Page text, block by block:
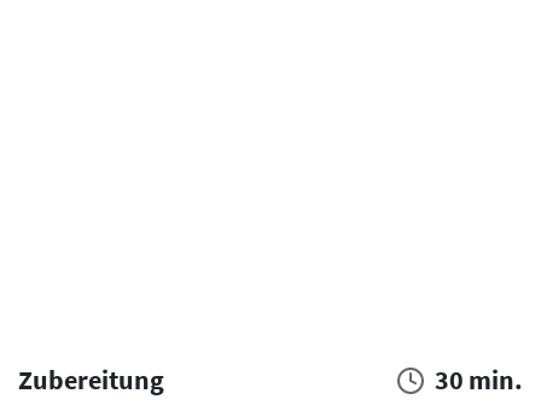
Zubereitung 30 min.